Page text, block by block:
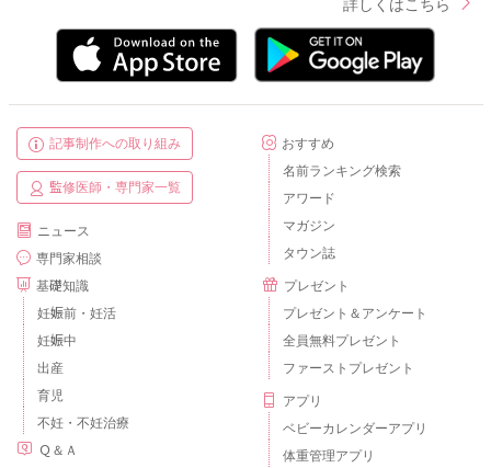
詳しくはこちら
記事制作への取り組み
監修医師・専門家一覧
ニュース
専門家相談
基礎知識
妊娠前・妊活
妊娠中
出産
育児
不妊・不妊治療
Ｑ＆Ａ
おすすめ
名前ランキング検索
アワード
マガジン
タウン誌
プレゼント
プレゼント＆アンケート
全員無料プレゼント
ファーストプレゼント
アプリ
ベビーカレンダーアプリ
体重管理アプリ